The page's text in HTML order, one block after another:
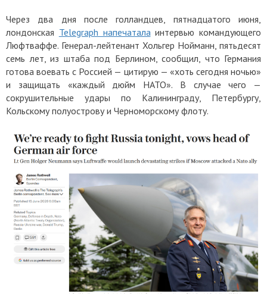
Через два дня после голландцев, пятнадцатого июня,
лондонская Telegraph напечатала интервью командующего
Люфтваффе. Генерал-лейтенант Хольгер Нойманн, пятьдесят
семь лет, из штаба под Берлином, сообщил, что Германия
готова воевать с Россией — цитирую — «хоть сегодня ночью»
и защищать «каждый дюйм НАТО». В случае чего —
сокрушительные удары по Калининграду, Петербургу,
Кольскому полуострову и Черноморскому флоту.